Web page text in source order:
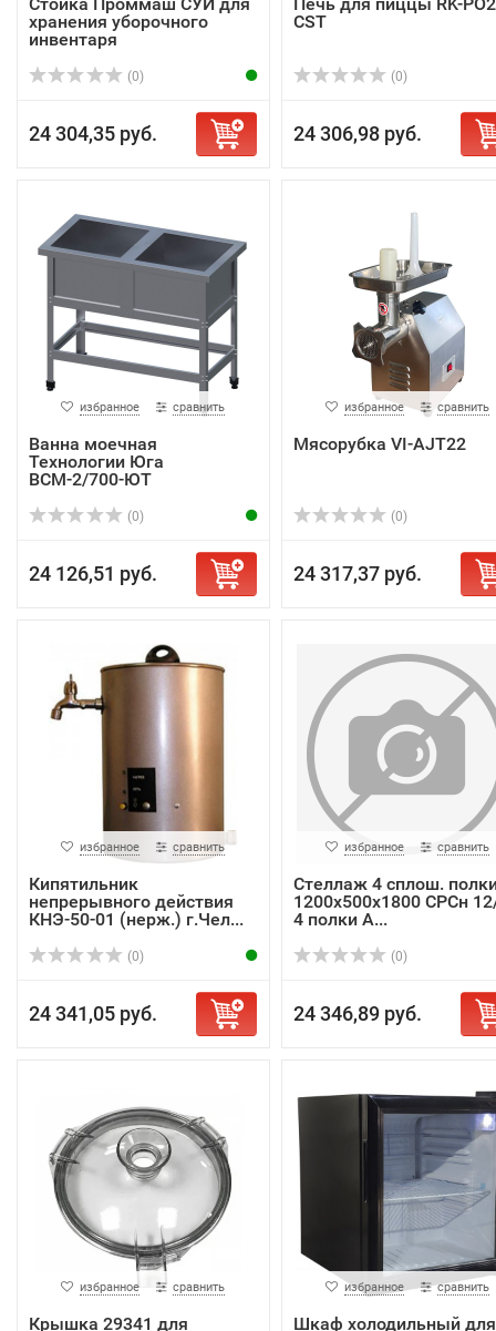
хранения уборочного
инвентаря
(0)
24 304,35 руб.
CST
(0)
24 306,98 руб.
избранное сравнить
Ванна моечная
Технологии Юга
ВСМ-2/700-ЮТ
(0)
24 126,51 руб.
избранное сравнить
Мясорубка VI-AJT22
(0)
24 317,37 руб.
избранное сравнить
Кипятильник
непрерывного действия
КНЭ-50-01 (нерж.) г.Чел...
(0)
24 341,05 руб.
избранное сравнить
Стеллаж 4 сплош.
1200х500х1800 СРСн
4 полки A...
(0)
24 346,89 руб.
избранное сравнить
Крышка 29341 для
избранное сравнить
Шкаф холодильный для